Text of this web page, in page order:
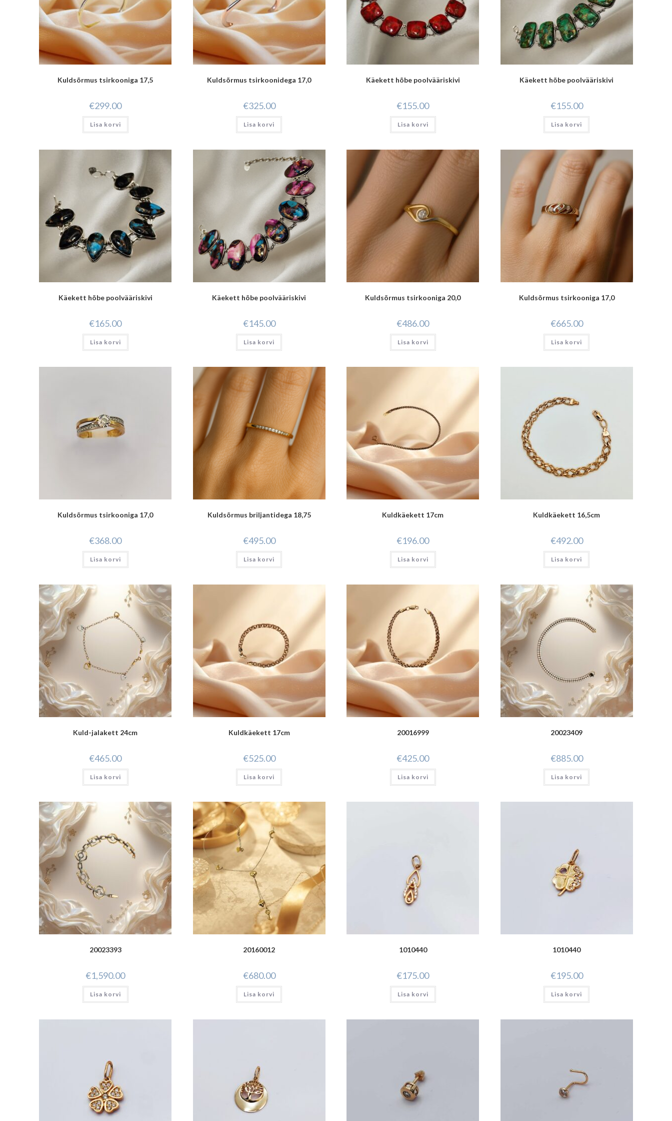
Kuldsõrmus tsirkooniga 17,5
€299.00
Lisa korvi
Kuldsõrmus tsirkoonidega 17,0
€325.00
Lisa korvi
Käekett hõbe poolvääriskivi
€155.00
Lisa korvi
Käekett hõbe poolvääriskivi
€155.00
Lisa korvi
Käekett hõbe poolvääriskivi
€165.00
Lisa korvi
Käekett hõbe poolvääriskivi
€145.00
Lisa korvi
Kuldsõrmus tsirkooniga 20,0
€486.00
Lisa korvi
Kuldsõrmus tsirkooniga 17,0
€665.00
Lisa korvi
Kuldsõrmus tsirkooniga 17,0
€368.00
Lisa korvi
Kuldsõrmus briljantidega 18,75
€495.00
Lisa korvi
Kuldkäekett 17cm
€196.00
Lisa korvi
Kuldkäekett 16,5cm
€492.00
Lisa korvi
Kuld-jalakett 24cm
€465.00
Lisa korvi
Kuldkäekett 17cm
€525.00
Lisa korvi
20016999
€425.00
Lisa korvi
20023409
€885.00
Lisa korvi
20023393
€1,590.00
Lisa korvi
20160012
€680.00
Lisa korvi
1010440
€175.00
Lisa korvi
1010440
€195.00
Lisa korvi